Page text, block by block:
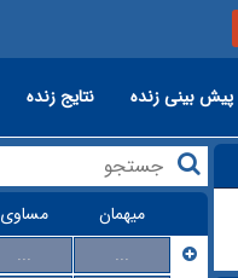
پیش بینی زنده نتایج زنده
مساوی
میهمان
...
...